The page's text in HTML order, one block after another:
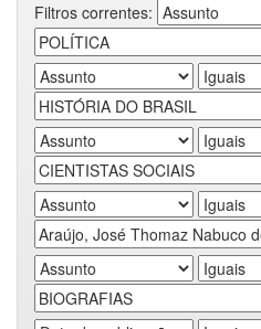
Filtros correntes: